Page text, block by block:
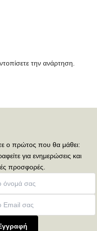
την ανάρτηση.
ο πρώτος που θα μάθει:
για ενημερώσεις και
προσφορές.